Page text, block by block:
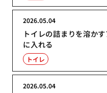
トイレの詰まりを溶か
に入れる
2026.05.04
トイレ
2026.05.04